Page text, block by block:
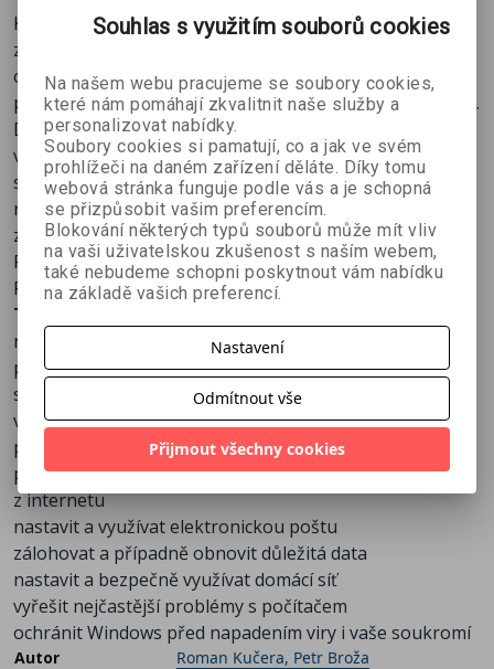
nastavit a bezpečně využívat domácí síť
vyřešit nejčastější problémy s počítačem
soukromí
Kniha je určena jak pro věčné nebo dokonce úplné
začátečníky, tak pro pokročilejší uživatele. Najdete v ní
obrovské množství rad, tipů triků a návodů, které vám
pomohou řešit každodenní situace při práci s počítačem.
Díky přehlednému členění na kapitoly a jednotlivé rady
velmi rychle najdete přesně to, co opravdu hledáte. Pro
snadné vyhledávání je na konci knihy zařazen obsáhlý
rejstřík a praktický seznam užitečných klávesových
zkratek.
Publikaci připravil tým autorů z vydavatelství Extra
Publishing.
Tato kniha vás naučí:
nastavit a přizpůsobit Windows svým potřebám
prohlížet a upravovat fotografie
sledovat filmy a stříhat video
vytvářet a vypalovat CD a DVD
poslouchat hudbu, převádět hudební CD na MP3
pohodlně prohlížet webové stránky a stahovat soubory
z internetu
nastavit a využívat elektronickou poštu
zálohovat a případně obnovit důležitá data
nastavit a bezpečně využívat domácí síť
vyřešit nejčastější problémy s počítačem
ochránit Windows před napadením viry i vaše soukromí
Autor
Roman Kučera, Petr Broža
Souhlas s využitím souborů cookies
Na našem webu pracujeme se soubory cookies,
které nám pomáhají zkvalitnit naše služby a
personalizovat nabídky.
Soubory cookies si pamatují, co a jak ve svém
prohlížeči na daném zařízení děláte. Díky tomu
webová stránka funguje podle vás a je schopná
se přizpůsobit vašim preferencím.
Blokování některých typů souborů může mít vliv
na vaši uživatelskou zkušenost s naším webem,
také nebudeme schopni poskytnout vám nabídku
na základě vašich preferencí.
Nastavení
Odmítnout vše
Přijmout všechny cookies